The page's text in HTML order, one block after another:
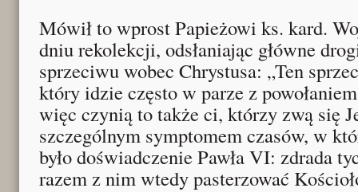
Mówił to wprost Papieżowi ks. kard.
dniu rekolekcji, odsłaniając główne
sprzeciwu wobec Chrystusa: „Ten
który idzie często w parze z
więc czynią to także ci, którzy zwą się
szczególnym symptomem czasów, w
było doświadczenie Pawła VI: zdrada
razem z nim wtedy pasterzować